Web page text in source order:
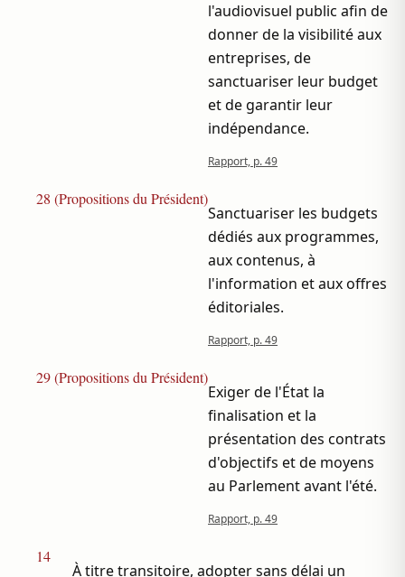
l'audiovisuel public afin de
donner de la visibilité aux
entreprises, de
sanctuariser leur budget
et de garantir leur
indépendance.
Rapport, p. 49
28 (Propositions du Président)
Sanctuariser les budgets
dédiés aux programmes,
aux contenus, à
l'information et aux offres
éditoriales.
Rapport, p. 49
29 (Propositions du Président)
Exiger de l'État la
finalisation et la
présentation des contrats
d'objectifs et de moyens
au Parlement avant l'été.
Rapport, p. 49
14
À titre transitoire, adopter sans délai un